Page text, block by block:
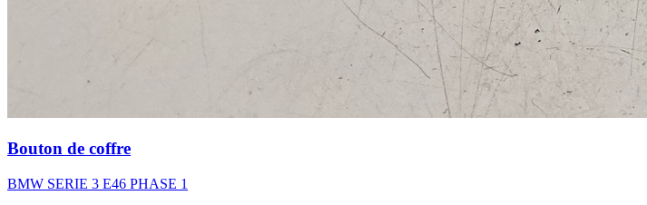
Bouton de coffre
BMW SERIE 3 E46 PHASE 1